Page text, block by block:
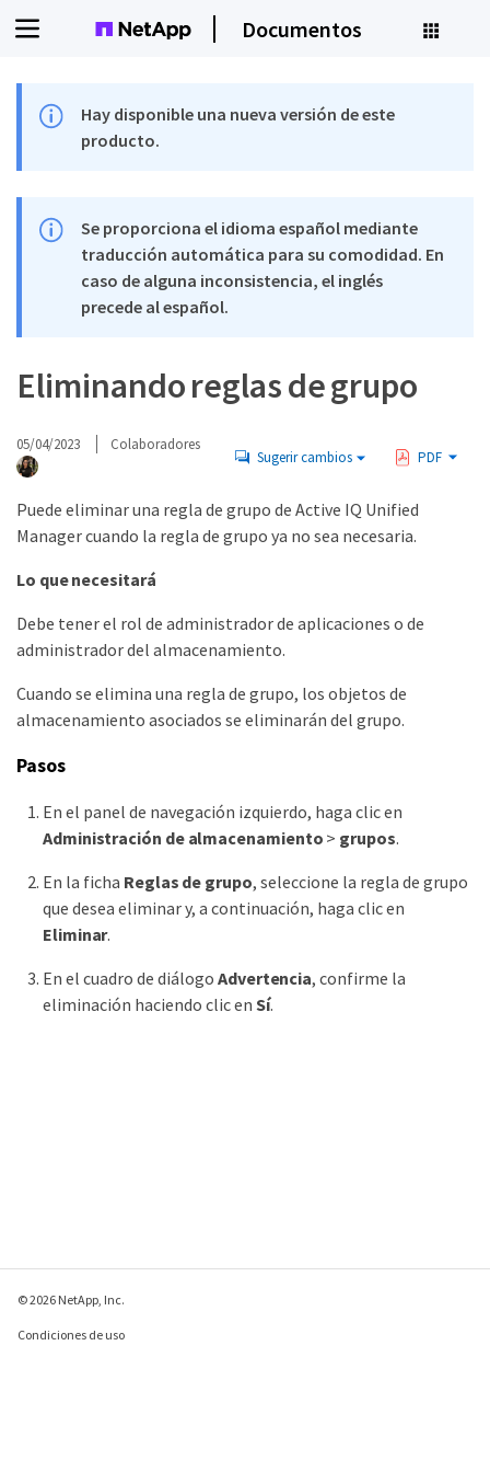
Documentos
Hay disponible una nueva versión de este
producto.
Se proporciona el idioma español mediante
traducción automática para su comodidad. En
caso de alguna inconsistencia, el inglés
precede al español.
Eliminando reglas de grupo
05/04/2023 Colaboradores
Sugerir cambios PDF
Puede eliminar una regla de grupo de Active IQ Unified
Manager cuando la regla de grupo ya no sea necesaria.
Lo que necesitará
Debe tener el rol de administrador de aplicaciones o de
administrador del almacenamiento.
Cuando se elimina una regla de grupo, los objetos de
almacenamiento asociados se eliminarán del grupo.
Pasos
En el panel de navegación izquierdo, haga clic en
Administración de almacenamiento > grupos.
En la ficha Reglas de grupo, seleccione la regla de grupo
que desea eliminar y, a continuación, haga clic en
Eliminar.
En el cuadro de diálogo Advertencia, confirme la
eliminación haciendo clic en Sí.
© 2026 NetApp, Inc.
Condiciones de uso